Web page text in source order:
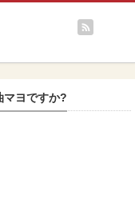
マヨですか?